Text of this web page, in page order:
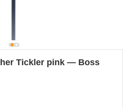
Tickler pink — Boss